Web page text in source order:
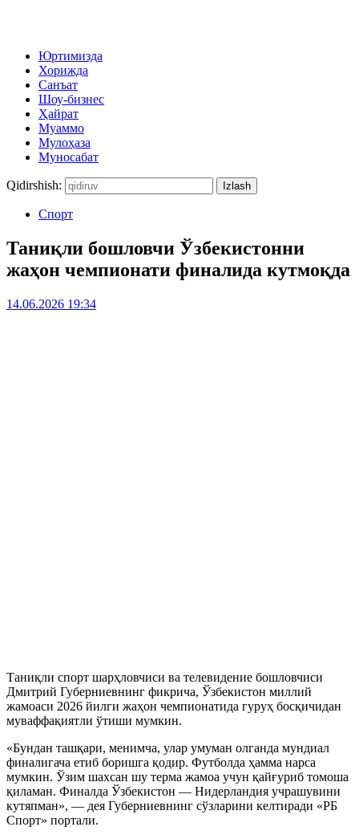
Юртимизда
Хорижда
Санъат
Шоу-бизнес
Ҳайрат
Муаммо
Мулоҳаза
Муносабат
Qidirshish:
Спорт
Таниқли бошловчи Ўзбекистонни
жаҳон чемпионати финалида кутмоқда
14.06.2026 19:34
Таниқли спорт шарҳловчиси ва телевидение бошловчиси
Дмитрий Губерниевнинг фикрича, Ўзбекистон миллий
жамоаси 2026 йилги жаҳон чемпионатида гуруҳ босқичидан
муваффақиятли ўтиши мумкин.
«Бундан ташқари, менимча, улар умуман олганда мундиал
финалигача етиб боришга қодир. Футболда ҳамма нарса
мумкин. Ўзим шахсан шу терма жамоа учун қайғуриб томоша
қиламан. Финалда Ўзбекистон — Нидерландия учрашувини
кутяпман», — дея Губерниевнинг сўзларини келтиради «РБ
Спорт» портали.